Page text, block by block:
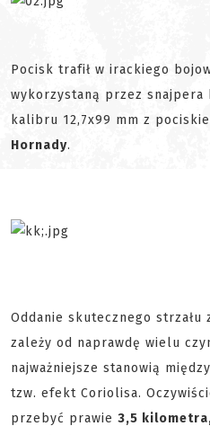
Pocisk trafił w irackiego
wykorzystaną przez snajpera
kalibru 12,7x99 mm z
Hornady.
Oddanie skutecznego strzału
zależy od naprawdę wielu
najważniejsze stanowią
tzw. efekt Coriolisa.
przebyć prawie 3,5